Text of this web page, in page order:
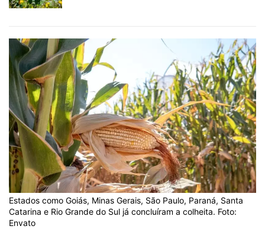
Estados como Goiás, Minas Gerais, São Paulo, Paraná, Santa
Catarina e Rio Grande do Sul já concluíram a colheita. Foto:
Envato